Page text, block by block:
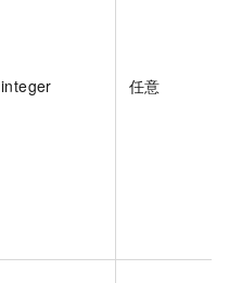
integer 任意